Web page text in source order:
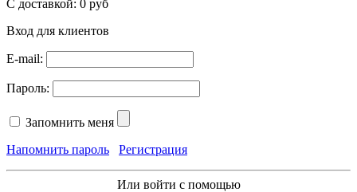
С доставкой: 0 руб
Вход для клиентов
E-mail:
Пароль:
Запомнить меня
Напомнить пароль
Регистрация
Или войти с помощью